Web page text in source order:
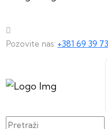
Pozovite nas: +381 69 39